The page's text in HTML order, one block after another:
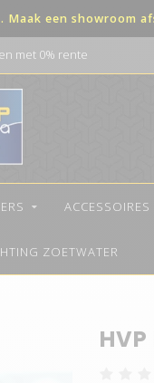
een showroom
met 0% rente
ACCESSOIRES
ZOETWATER
HVP